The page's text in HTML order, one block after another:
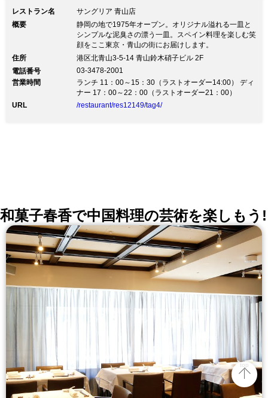
お過ごしください。
レストラン名
サングリア 青山店
概要
静岡の地で1975年オープン。オリジナル溢れる一皿と
シンプルな泥臭さの漂う一皿。スペイン料理を楽しむ笑
顔をここ東京・青山の街にお届けします。
住所
港区北青山3-5-14 青山鈴木硝子ビル 2F
電話番号
03-3478-2001
営業時間
ランチ 11：00～15：30（ラストオーダー14:00） ディ
ナー 17：00～22：00（ラストオーダー21：00）
URL
/restaurant/res12149/tag4/
和菓子春香で中国料理の芸術を楽しもう!
top